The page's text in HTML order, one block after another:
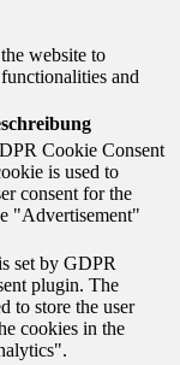
website to
and
Cookie Consent
is used to
consent for the
"Advertisement"
set by GDPR
plugin. The
to store the user
cookies in the